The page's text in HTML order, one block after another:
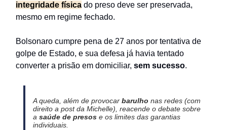
integridade física do preso deve ser preservada,
mesmo em regime fechado.
Bolsonaro cumpre pena de 27 anos por tentativa de
golpe de Estado, e sua defesa já havia tentado
converter a prisão em domiciliar, sem sucesso.
A queda, além de provocar barulho nas redes (com
direito a post da Michelle), reacende o debate sobre
a saúde de presose os limites das garantias
individuais.